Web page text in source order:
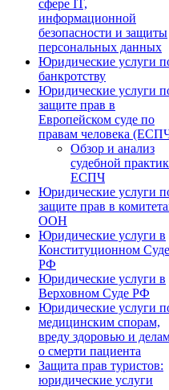
сфере IT,
информационной
безопасности и защиты
персональных данных
Юридические услуги
банкротству
Юридические услуги
защите прав в
Европейском суде по
правам человека
Обзор и анализ
судебной
ЕСПЧ
Юридические услуги
защите прав в
ООН
Юридические услуги в
Конституционном Суде
РФ
Юридические услуги в
Верховном Суде РФ
Юридические услуги
медицинским спорам,
вреду здоровью и
о смерти пациента
Защита прав туристов:
юридические услуги